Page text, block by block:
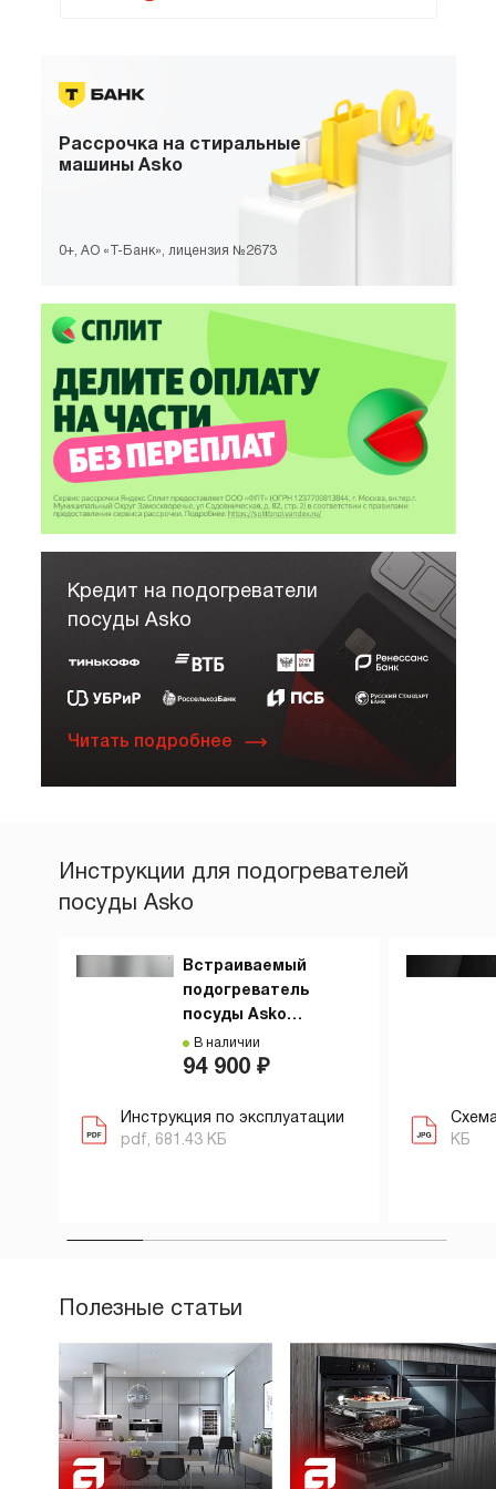
Домашние уже оценили новые рецепты. Дочка
тоже пробует готовить.
Рассрочка на стиральные
машины Asko
0+, АО «Т-Банк», лицензия №2673
Кредит на подогреватели
посуды Asko
Читать подробнее
Инструкции для подогревателей
посуды Asko
Встраиваемый
подогреватель
посуды Asko
ODW61SS1
В наличии
94 900 ₽
Инструкция по эксплуатации
pdf, 681.43 КБ
КБ
Полезные статьи